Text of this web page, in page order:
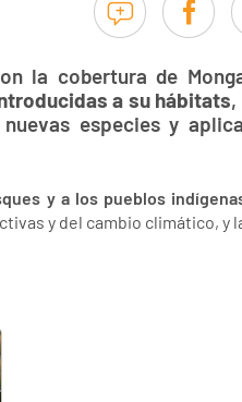
la cobertura de
a su hábitats,
especies y
y a los pueblos
y del cambio climático, y